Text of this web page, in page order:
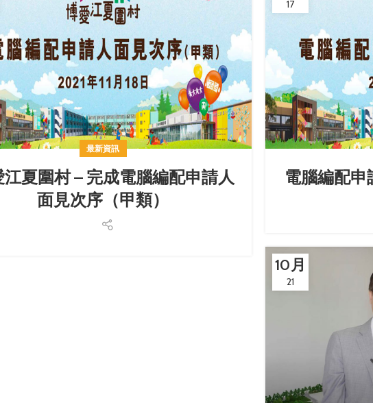
最新資訊
江夏圍村 – 完成電腦編配申請人
面見次序（甲類）
17
電腦編配
10 月
21